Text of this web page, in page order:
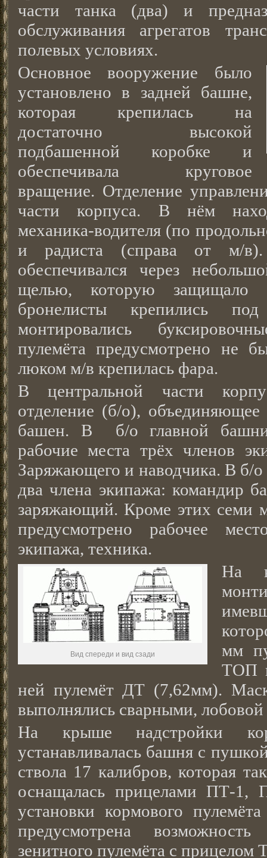
части танка (два) и
обслуживания агрегатов
полевых условиях.
Основное вооружение было
установлено в задней башне,
которая крепилась на
достаточно высокой
подбашенной коробке и
обеспечивала круговое
вращение. Отделение
части корпуса. В нём
механика-водителя (по
и радиста (справа от м/
обеспечивался через
щелью, которую защищало
бронелисты крепились
монтировались
пулемёта предусмотрено не
люком м/в крепилась фара.
В центральной части
отделение (б/о), объединяющее
башен. В б/о главной башни
рабочие места трёх членов
Заряжающего и наводчика. В б/
два члена экипажа: командир
заряжающий. Кроме этих семи
предусмотрено рабочее
экипажа, техника.
Вид спереди и вид сзади
На
мм
ТОП
ней пулемёт ДТ (7,62мм).
выполнялись сварными,
На крыше надстройки
устанавливалась башня с
ствола 17 калибров, которая
оснащалась прицелами ПТ-
установки кормового
предусмотрена
зенитного пулемёта с